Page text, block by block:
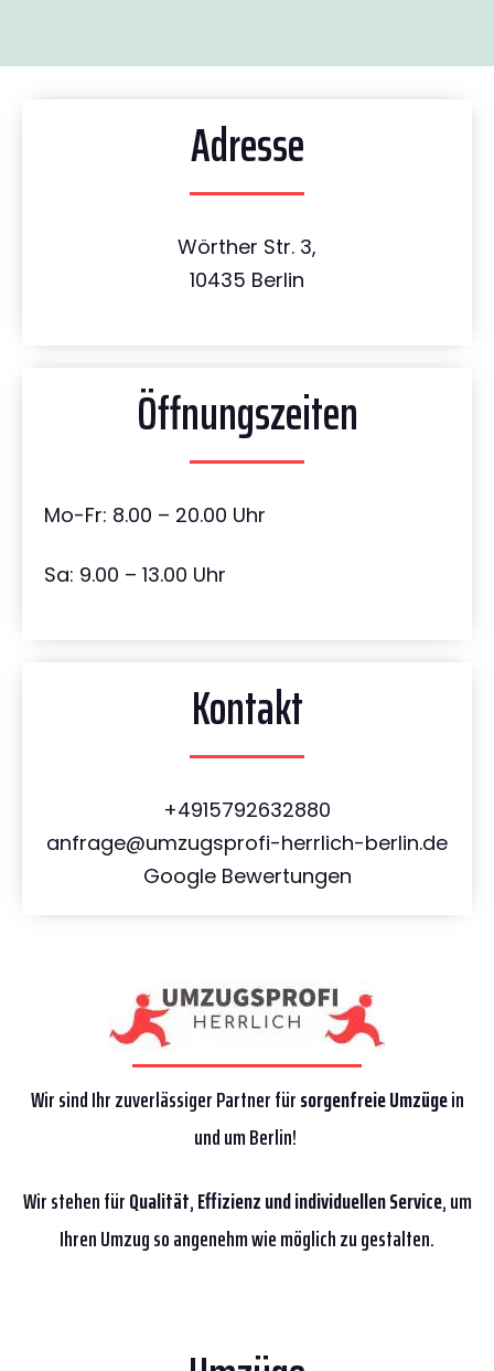
Adresse
Wörther Str. 3,
10435 Berlin
Öffnungszeiten
Mo-Fr: 8.00 – 20.00 Uhr
Sa: 9.00 – 13.00 Uhr
Kontakt
+4915792632880
anfrage@umzugsprofi-herrlich-berlin.de
Google Bewertungen
Wir sind Ihr zuverlässiger Partner fürsorgenfreie Umzügein
und um Berlin!
Wir stehen fürQualität,Effizienzund individuellen Service, um
Ihren Umzug so angenehm wie möglich zu gestalten.